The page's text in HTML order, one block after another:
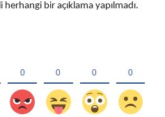
bir açıklama yapılmadı.